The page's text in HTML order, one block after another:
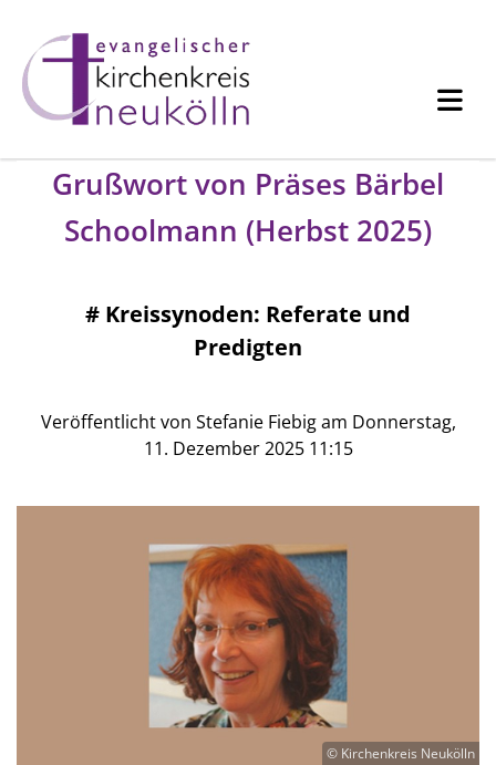
Grußwort von Präses Bärbel
Schoolmann (Herbst 2025)
# Kreissynoden: Referate und
Predigten
Veröffentlicht von Stefanie Fiebig am Donnerstag,
11. Dezember 2025 11:15
© Kirchenkreis Neukölln